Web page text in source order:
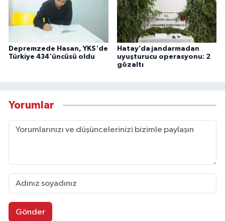
Depremzede Hasan, YKS'de
Türkiye 434'üncüsü oldu
Hatay’da jandarmadan
uyuşturucu operasyonu: 2
gözaltı
Yorumlar
Gönder